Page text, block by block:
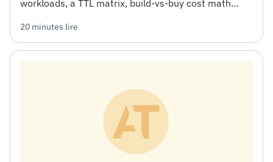
workloads, a TTL matrix, build-vs-buy cost math
With working ingestion code.
20 minutes lire